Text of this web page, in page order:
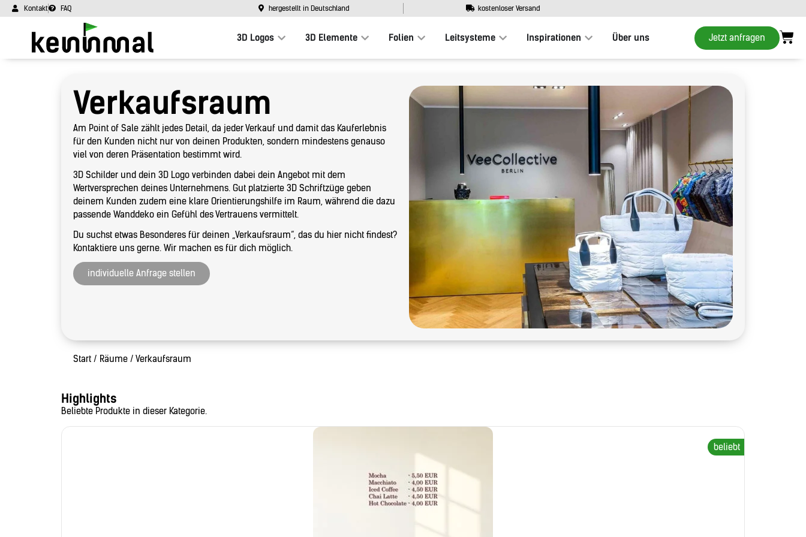
Kontakt FAQ hergestellt in Deutschland kostenloser Versand
3D Logos 3D Elemente Folien Leitsysteme Inspirationen Über uns Jetzt anfragen
Verkaufsraum
Am Point of Sale zählt jedes Detail, da jeder Verkauf und damit das Kauferlebnis
für den Kunden nicht nur von deinen Produkten, sondern mindestens genauso
viel von deren Präsentation bestimmt wird.
3D Schilder und dein 3D Logo verbinden dabei dein Angebot mit dem
Wertversprechen deines Unternehmens. Gut platzierte 3D Schriftzüge geben
deinem Kunden zudem eine klare Orientierungshilfe im Raum, während die dazu
passende Wanddeko ein Gefühl des Vertrauens vermittelt.
Du suchst etwas Besonderes für deinen „Verkaufsraum“, das du hier nicht findest?
Kontaktiere uns gerne. Wir machen es für dich möglich.
individuelle Anfrage stellen
Start / Räume / Verkaufsraum
Highlights
Beliebte Produkte in dieser Kategorie.
beliebt